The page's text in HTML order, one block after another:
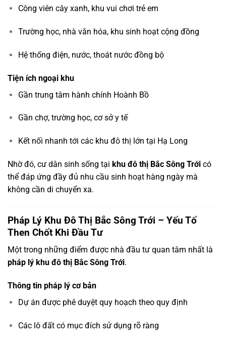
Công viên cây xanh, khu vui chơi trẻ em
Trường học, nhà văn hóa, khu sinh hoạt cộng đồng
Hệ thống điện, nước, thoát nước đồng bộ
Tiện ích ngoại khu
Gần trung tâm hành chính Hoành Bồ
Gần chợ, trường học, cơ sở y tế
Kết nối nhanh tới các khu đô thị lớn tại Hạ Long
Nhờ đó, cư dân sinh sống tại khu đô thị Bắc Sông Trới có
thể đáp ứng đầy đủ nhu cầu sinh hoạt hàng ngày mà
không cần di chuyển xa.
Pháp Lý Khu Đô Thị Bắc Sông Trới – Yếu Tố
Then Chốt Khi Đầu Tư
Một trong những điểm được nhà đầu tư quan tâm nhất là
pháp lý khu đô thị Bắc Sông Trới.
Thông tin pháp lý cơ bản
Dự án được phê duyệt quy hoạch theo quy định
Các lô đất có mục đích sử dụng rõ ràng